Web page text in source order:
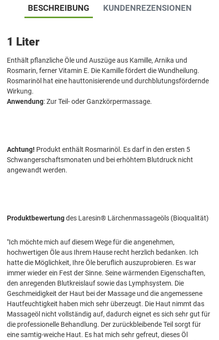
BESCHREIBUNG KUNDENREZENSIONEN
1 Liter
Enthält pflanzliche Öle und Auszüge aus Kamille, Arnika und
Rosmarin, ferner Vitamin E. Die Kamille fördert die Wundheilung.
Rosmarinöl hat eine hauttonisierende und durchblutungsfördernde
Wirkung.
Anwendung: Zur Teil- oder Ganzkörpermassage.
Achtung! Produkt enthält Rosmarinöl. Es darf in den ersten 5
Schwangerschaftsmonaten und bei erhöhtem Blutdruck nicht
angewandt werden.
Produktbewertungdes Laresin® Lärchenmassageöls (Bioqualität)
"Ich möchte mich auf diesem Wege für die angenehmen,
hochwertigen Öle aus Ihrem Hause recht herzlich bedanken. Ich
hatte die Möglichkeit, Ihre Öle beruflich auszuprobieren. Es war
immer wieder ein Fest der Sinne. Seine wärmenden Eigenschaften,
den anregenden Blutkreislauf sowie das Lymphsystem. Die
Geschmeidigkeit der Haut bei der Massage und die angemessene
Hautfeuchtigkeit haben mich sehr überzeugt. Die Haut nimmt das
Massageöl nicht vollständig auf, dadurch eignet es sich sehr gut für
die professionelle Behandlung. Der zurückbleibende Teil sorgt für
eine samtig-weiche Haut. Es hat mich sehr gefreut, dieses Öl